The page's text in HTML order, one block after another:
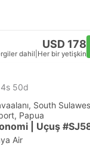
USD 178
dahil Her bir yetişkin
4s 50d
South
Papua
| Uçuş
Air